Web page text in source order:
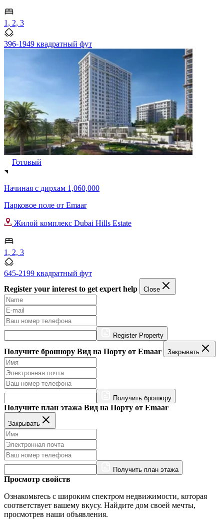
1, 2, 3
396-1949 квадратный фут
Готовый
Начиная с дирхам 1,060,000
Парковое поле от Emaar
Жилой комплекс Dubai Hills Estate
1, 2, 3
645-2199 квадратный фут
Register your interest to get expert help
Close
Register Property
Получите брошюру Вид на Порту от Emaar Закрывать
Получить брошюру
Получите план этажа Вид на Порту от Emaar
Закрывать
Получить план этажа
Просмотр свойств
Ознакомьтесь с широким спектром недвижимости, которая
соответствует вашему вкусу. Найдите дом своей мечты,
просмотрев наши объявления.